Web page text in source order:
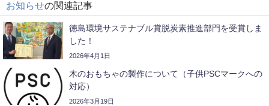
お知らせの関連記事
徳島環境サステナブル賞脱炭素推進部門を受賞しま
した！
2026年4月1日
木のおもちゃの製作について（子供PSCマークへの
対応）
2026年3月19日